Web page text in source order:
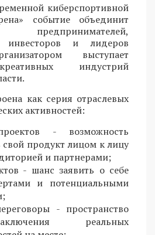
киберспортивной
событие объединит
инвесторов и лидеров
выступает
индустрий
как серия отраслевых
активностей:
- возможность
свой продукт лицом к лицу
и партнерами;
- шанс заявить о себе
и потенциальными
- пространство
реальных